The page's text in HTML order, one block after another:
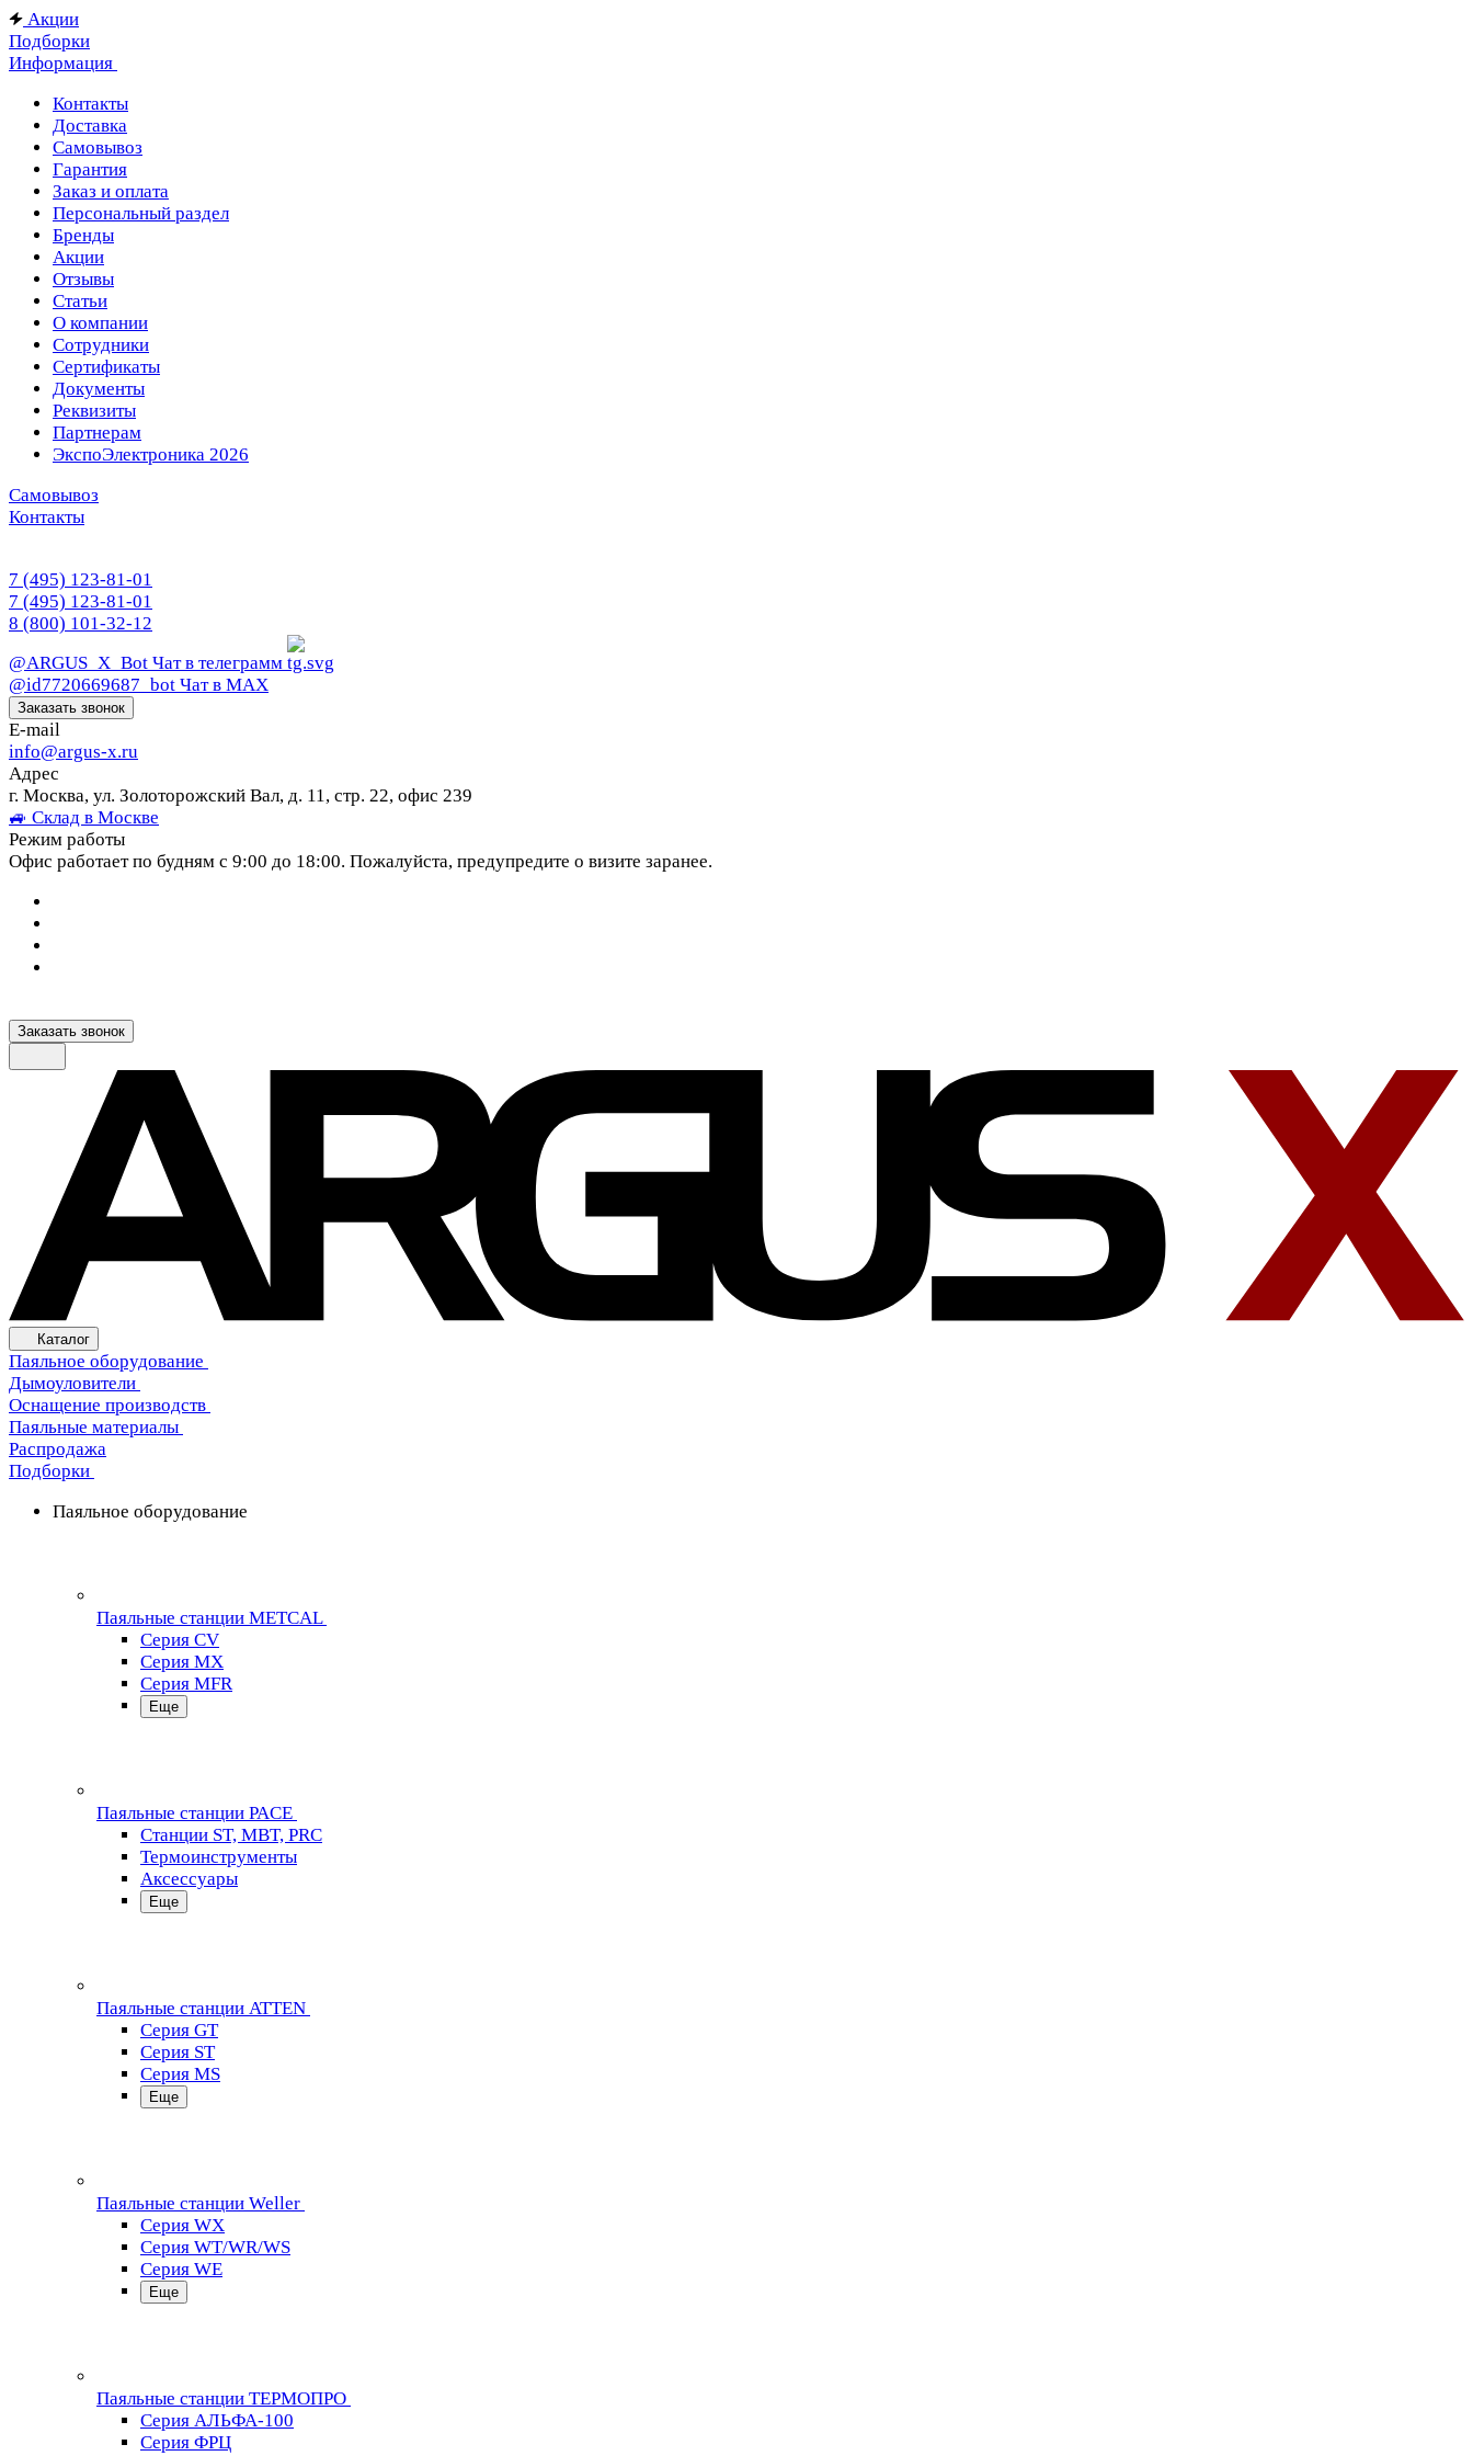
Акции
Подборки
Информация
Контакты
Доставка
Самовывоз
Гарантия
Заказ и оплата
Персональный раздел
Бренды
Акции
Отзывы
Статьи
О компании
Сотрудники
Сертификаты
Документы
Реквизиты
Партнерам
ЭкспоЭлектроника 2026
Самовывоз
Контакты
7 (495) 123-81-01
7 (495) 123-81-01
8 (800) 101-32-12
@ARGUS_X_Bot Чат в телеграмм
@id7720669687_bot Чат в МАХ
Заказать звонок
E-mail
info@argus-x.ru
Адрес
г. Москва, ул. Золоторожский Вал, д. 11, стр. 22, офис 239
🚙 Склад в Москве
Режим работы
Офис работает по будням с 9:00 до 18:00. Пожалуйста, предупредите о визите заранее.
Заказать звонок
Каталог
Паяльное оборудование
Дымоуловители
Оснащение производств
Паяльные материалы
Распродажа
Подборки
Паяльное оборудование
Паяльные станции METCAL
Серия CV
Серия MX
Серия MFR
Еще
Паяльные станции PACE
Станции ST, MBT, PRC
Термоинструменты
Аксессуары
Еще
Паяльные станции ATTEN
Серия GT
Серия ST
Серия MS
Еще
Паяльные станции Weller
Серия WX
Серия WT/WR/WS
Серия WE
Еще
Паяльные станции ТЕРМОПРО
Серия АЛЬФА-100
Серия ФРЦ